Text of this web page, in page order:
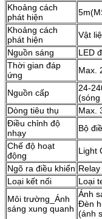
Khoảng cách
phát hiện
Khoảng cách
phát hiện
Vật
Nguồn sáng
LED
Thời gian đáp
ứng
Max.
Nguồn cấp
24-
(sóng
Dòng tiêu thụ
Max.
Điều chỉnh độ
nhạy
Bộ
Chế độ hoạt
động
Light
Ngõ ra điều khiển Relay
Loại kết nối
Loại
Môi trường_Ánh
sáng xung quanh
Ánh
Đèn
(ánh